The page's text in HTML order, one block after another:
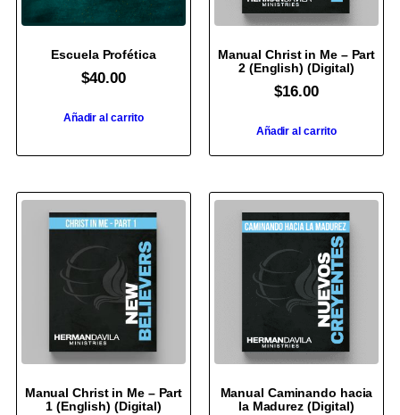
Escuela Profética
$40.00
Añadir al carrito
Manual Christ in Me – Part
2 (English) (Digital)
$16.00
Añadir al carrito
Manual Christ in Me – Part
1 (English) (Digital)
Manual Caminando hacia
la Madurez (Digital)